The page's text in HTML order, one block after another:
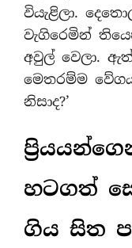
වියැළිලා.
වැගිරෙමින්
අවුල් වෙලා.
මෙතරම්ම
නිසාද?’
හටගත්
ගිය සිත